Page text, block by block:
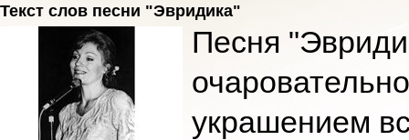
Текст слов песни "Эвридика"
Песня
украшением